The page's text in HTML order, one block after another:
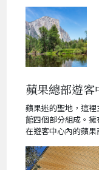
蘋果總部遊客
蘋果迷的聖地，這
館四個部分組成。
在遊客中心內的蘋果